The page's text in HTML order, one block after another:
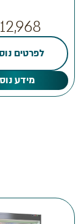
12,968
לפרטים
מידע